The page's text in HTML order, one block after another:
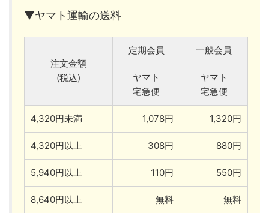
▼ヤマト運輸の送料
注文金額
(税込)
定期会員 一般会員
ヤマト
宅急便
ヤマト
宅急便
4,320円未満 1,078円 1,320円
4,320円以上 308円 880円
5,940円以上 110円 550円
8,640円以上 無料 無料